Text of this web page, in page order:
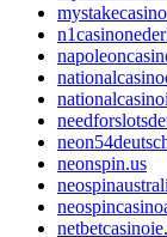
neonspin.us